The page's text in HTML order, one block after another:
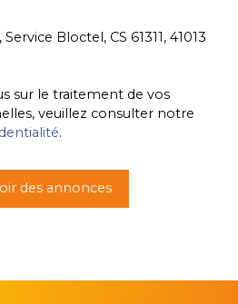
Bloctel, CS 61311, 41013
sur le traitement de vos
veuillez consulter notre
.
des annonces